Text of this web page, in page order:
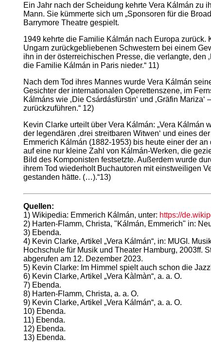
Ein Jahr nach der Scheidung kehrte Vera Kálmán zu
Mann. Sie kümmerte sich um „Sponsoren für die
Barrymore Theatre gespielt.
1949 kehrte die Familie Kálmán nach Europa
Ungarn zurückgebliebenen Schwestern bei einem
ihn in der österreichischen Presse, die verlangte, den
die Familie Kálmán in Paris nieder.“ 11)
Nach dem Tod ihres Mannes wurde Vera Kálmán
Gesichter der internationalen Operettenszene, im
Kálmáns wie ‚Die Csárdásfürstin‘ und ‚Gräfin
zurückzuführen.“ 12)
Kevin Clarke urteilt über Vera Kálmán: „Vera
der legendären ‚drei streitbaren Witwen‘ und eines
Emmerich Kálmán (1882-1953) bis heute einer der
auf eine nur kleine Zahl von Kálmán-Werken, die
Bild des Komponisten festsetzte. Außerdem wurde
ihrem Tod wiederholt Buchautoren mit einstweiligen
gestanden hätte. (…).“13)
Quellen:
1) Wikipedia: Emmerich Kálmán, unter: https://
2) Harten-Flamm, Christa, "Kálmán, Emmerich" in:
3) Ebenda.
4) Kevin Clarke, Artikel „Vera Kálmán“, in: MUGI.
Hochschule für Musik und Theater Hamburg, 2003ff.
abgerufen am 12. Dezember 2023.
5) Kevin Clarke: Im Himmel spielt auch schon die
6) Kevin Clarke, Artikel „Vera Kàlmàn“, a. a. O.
7) Ebenda.
8) Harten-Flamm, Christa, a. a. O.
9) Kevin Clarke, Artikel „Vera Kálmán“, a. a. O.
10) Ebenda.
11) Ebenda.
12) Ebenda.
13) Ebenda.